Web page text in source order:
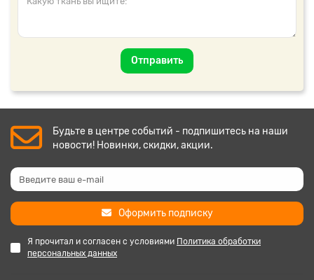
Отправить
Будьте в центре событий - подпишитесь на наши
новости! Новинки, скидки, акции.
Оформить подписку
Я прочитал и согласен с условиями Политика обработки
персональных данных